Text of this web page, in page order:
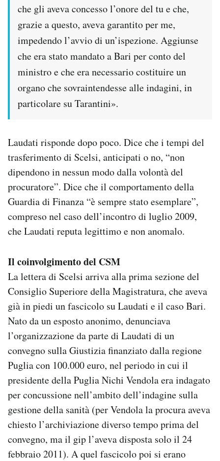
che gli aveva concesso l’onore del tu e che,
grazie a questo, aveva garantito per me,
impedendo l’avvio di un’ispezione. Aggiunse
che era stato mandato a Bari per conto del
ministro e che era necessario costituire un
organo che sovraintendesse alle indagini, in
particolare su Tarantini».
Laudati risponde dopo poco. Dice che i tempi del
trasferimento di Scelsi, anticipati o no, “non
dipendono in nessun modo dalla volontà del
procuratore”. Dice che il comportamento della
Guardia di Finanza “è sempre stato esemplare”,
compreso nel caso dell’incontro di luglio 2009,
che Laudati reputa legittimo e non anomalo.
Il coinvolgimento del CSM
La lettera di Scelsi arriva alla prima sezione del
Consiglio Superiore della Magistratura, che aveva
già in piedi un fascicolo su Laudati e il caso Bari.
Nato da un esposto anonimo, denunciava
l’organizzazione da parte di Laudati di un
convegno sulla Giustizia finanziato dalla regione
Puglia con 100.000 euro, nel periodo in cui il
presidente della Puglia Nichi Vendola era indagato
per concussione nell’ambito dell’indagine sulla
gestione della sanità (per Vendola la procura aveva
chiesto l’archiviazione diverso tempo prima del
convegno, ma il gip l’aveva disposta solo il 24
febbraio 2011). A quel fascicolo poi si erano